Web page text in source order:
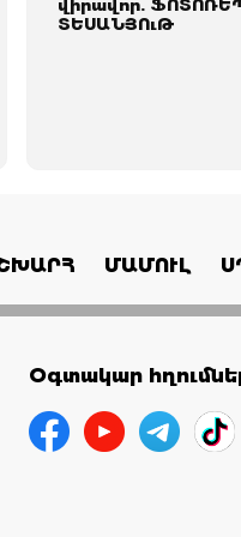
վիրավոր.
ՏԵՍԱՆՅՈւԹ
ՄԱՄՈՒԼ
Օգտակար